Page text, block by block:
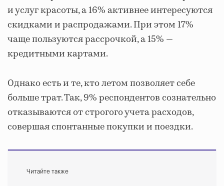
и услуг красоты, а 16% активнее интересуются
скидками и распродажами. При этом 17%
чаще пользуются рассрочкой, а 15% —
кредитными картами.
Однако есть и те, кто летом позволяет себе
больше трат. Так, 9% респондентов сознательно
отказываются от строгого учета расходов,
совершая спонтанные покупки и поездки.
Читайте также